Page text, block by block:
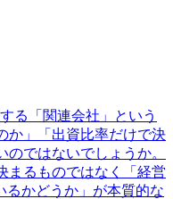
る「関連会社」という
か」「出資比率だけで決
ではないでしょうか。
まるものではなく「経営
るかどうか」が本質的な